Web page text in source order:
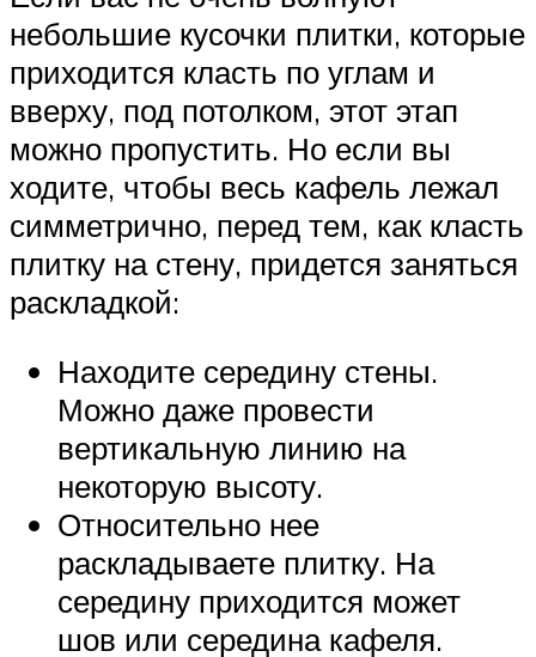
небольшие кусочки плитки, которые
приходится класть по углам и
вверху, под потолком, этот этап
можно пропустить. Но если вы
ходите, чтобы весь кафель лежал
симметрично, перед тем, как класть
плитку на стену, придется заняться
раскладкой:
Находите середину стены.
Можно даже провести
вертикальную линию на
некоторую высоту.
Относительно нее
раскладываете плитку. На
середину приходится может
шов или середина кафеля.